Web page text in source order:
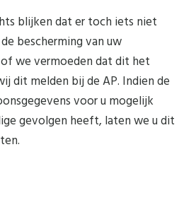
blijken dat er toch iets niet
bescherming van uw
we vermoeden dat dit het
dit melden bij de AP. Indien de
voor u mogelijk
gevolgen heeft, laten we u dit